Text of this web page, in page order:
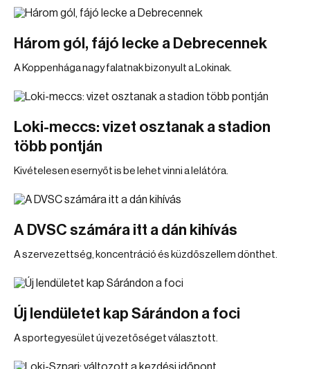
Három gól, fájó lecke a Debrecennek
A Koppenhága nagy falatnak bizonyult a Lokinak.
Loki-meccs: vizet osztanak a stadion
több pontján
Kivételesen esernyőt is be lehet vinni a lelátóra.
A DVSC számára itt a dán kihívás
A szervezettség, koncentráció és küzdőszellem dönthet.
Új lendületet kap Sárándon a foci
A sportegyesület új vezetőséget választott.